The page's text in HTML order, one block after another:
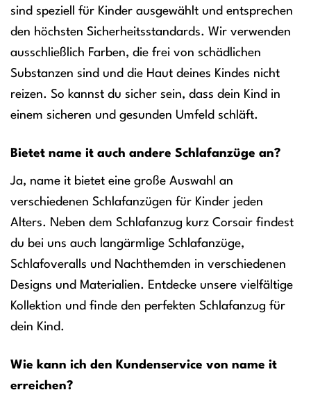
sind speziell für Kinder ausgewählt und entsprechen
den höchsten Sicherheitsstandards. Wir verwenden
ausschließlich Farben, die frei von schädlichen
Substanzen sind und die Haut deines Kindes nicht
reizen. So kannst du sicher sein, dass dein Kind in
einem sicheren und gesunden Umfeld schläft.
Bietet name it auch andere Schlafanzüge an?
Ja, name it bietet eine große Auswahl an
verschiedenen Schlafanzügen für Kinder jeden
Alters. Neben dem Schlafanzug kurz Corsair findest
du bei uns auch langärmlige Schlafanzüge,
Schlafoveralls und Nachthemden in verschiedenen
Designs und Materialien. Entdecke unsere vielfältige
Kollektion und finde den perfekten Schlafanzug für
dein Kind.
Wie kann ich den Kundenservice von name it
erreichen?